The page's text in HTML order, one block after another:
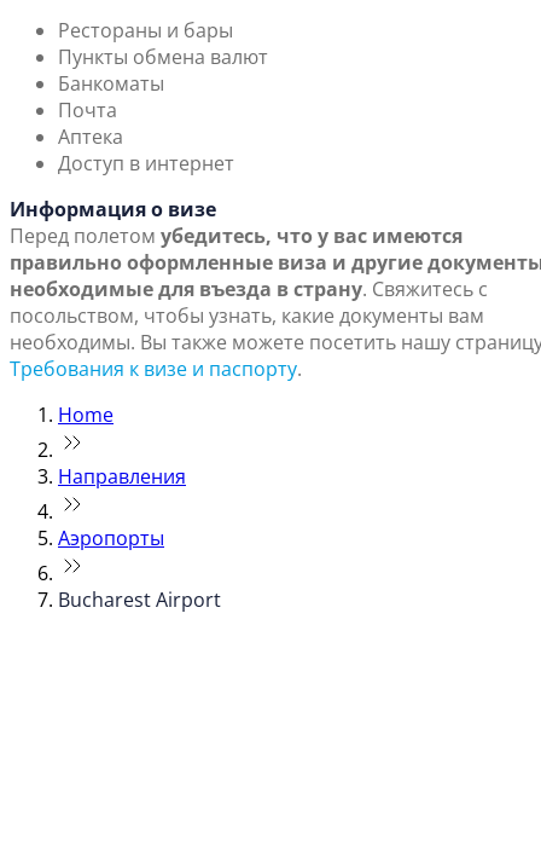
Рестораны и бары
Пункты обмена валют
Банкоматы
Почта
Аптека
Доступ в интернет
Информация о визе
Перед полетом убедитесь, что у вас имеются
правильно оформленные виза и другие
необходимые для въезда в страну. Свяжитесь с
посольством, чтобы узнать, какие документы вам
необходимы. Вы также можете посетить нашу
Требования к визе и паспорту.
Home
Направления
Аэропорты
Bucharest Airport